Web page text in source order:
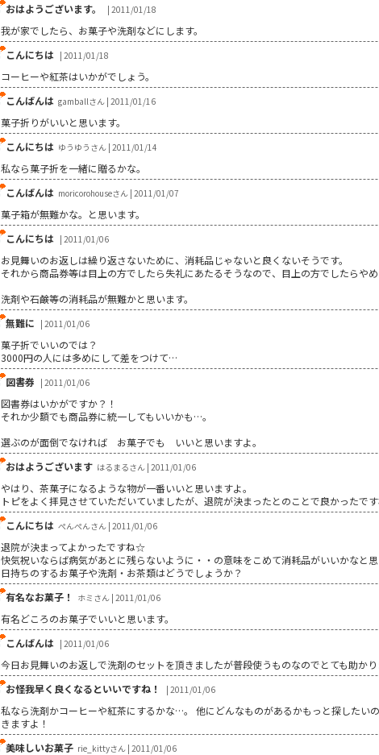
おはようございます。
| 2011/01/18
我が家でしたら、お菓子や洗剤などにします。
こんにちは | 2011/01/18
コーヒーや紅茶はいかがでしょう。
こんばんは gamballさん | 2011/01/16
菓子折りがいいと思います。
こんにちは ゆうゆうさん | 2011/01/14
私なら菓子折を一緒に贈るかな。
こんばんは moricorohouseさん | 2011/01/07
菓子箱が無難かな。と思います。
こんにちは | 2011/01/06
お見舞いのお返しは繰り返さないために、消耗品じゃないと良くないそうです。
それから商品券等は目上の方でしたら失礼にあたるそうなので、目上の方でしたらやめ
洗剤や石鹸等の消耗品が無難かと思います。
無難に | 2011/01/06
菓子折でいいのでは？
3000円の人には多めにして差をつけて…
図書券 | 2011/01/06
図書券はいかがですか？！
それか少額でも商品券に統一してもいいかも…。
選ぶのが面倒でなければ お菓子でも いいと思いますよ。
おはようございます はるまるさん | 2011/01/06
やはり、茶菓子になるような物が一番いいと思いますよ。
トピをよく拝見させていただいていましたが、退院が決まったとのことで良かったで
こんにちは ぺんぺんさん | 2011/01/06
退院が決まってよかったですね☆
快気祝いならば病気があとに残らないように・・の意味をこめて消耗品がいいかなと思
日持ちのするお菓子や洗剤・お茶類はどうでしょうか？
有名なお菓子！
ホミさん | 2011/01/06
有名どころのお菓子でいいと思います。
こんばんは | 2011/01/06
今日お見舞いのお返しで洗剤のセットを頂きましたが普段使うものなのでとても助か
お怪我早く良くなるといいですね！
| 2011/01/06
私なら洗剤かコーヒーや紅茶にするかな…。 他にどんなものがあるかもっと探したい
きますよ！
美味しいお菓子 rie_kittyさん | 2011/01/06